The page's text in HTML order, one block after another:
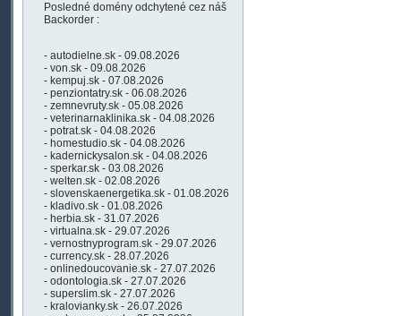
Posledné domény odchytené cez náš
Backorder :
- autodielne.sk - 09.08.2026
- von.sk - 09.08.2026
- kempuj.sk - 07.08.2026
- penziontatry.sk - 06.08.2026
- zemnevruty.sk - 05.08.2026
- veterinarnaklinika.sk - 04.08.2026
- potrat.sk - 04.08.2026
- homestudio.sk - 04.08.2026
- kadernickysalon.sk - 04.08.2026
- sperkar.sk - 03.08.2026
- welten.sk - 02.08.2026
- slovenskaenergetika.sk - 01.08.2026
- kladivo.sk - 01.08.2026
- herbia.sk - 31.07.2026
- virtualna.sk - 29.07.2026
- vernostnyprogram.sk - 29.07.2026
- currency.sk - 28.07.2026
- onlinedoucovanie.sk - 27.07.2026
- odontologia.sk - 27.07.2026
- superslim.sk - 27.07.2026
- kralovianky.sk - 26.07.2026